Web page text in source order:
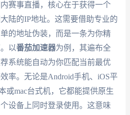
赛事直播，核心在于获得一个
陆的IP地址。这需要借助专业的
的地址伪装，而是一条为你精
以番茄加速器为例，其遍布全
系统能自动为你匹配当前最优
率。无论是Android手机、iOS平
或mac台式机，它都能提供原生
设备上同时登录使用。这意味